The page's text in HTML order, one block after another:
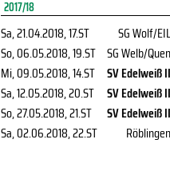
2017/18
Sa, 21.04.2018, 17.ST
SG Wolf/EIL
So, 06.05.2018, 19.ST SG Welb/Quen
Mi, 09.05.2018, 14.ST SV Edelweiß II
Sa, 12.05.2018, 20.ST
SV Edelweiß II
So, 27.05.2018, 21.ST
SV Edelweiß II
Sa, 02.06.2018, 22.ST Röblingen